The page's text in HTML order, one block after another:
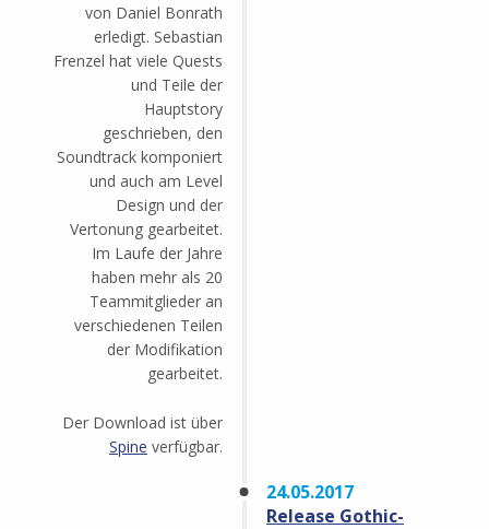
von Daniel Bonrath
erledigt. Sebastian
Frenzel hat viele Quests
und Teile der
Hauptstory
geschrieben, den
Soundtrack komponiert
und auch am Level
Design und der
Vertonung gearbeitet.
Im Laufe der Jahre
haben mehr als 20
Teammitglieder an
verschiedenen Teilen
der Modifikation
gearbeitet.
Der Download ist über
Spine verfügbar.
24.05.2017
Release Gothic-